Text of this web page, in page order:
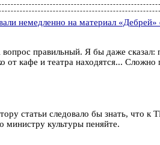
немедленно на материал «Дебрей»
правильный. Я бы даже
кафе и театра находятся...
статьи следовало бы знать,
министру культуры пеняйте.